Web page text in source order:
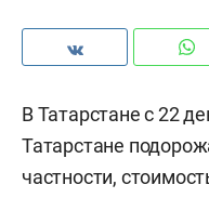
В Татарстане с 22
Татарстане
частности,